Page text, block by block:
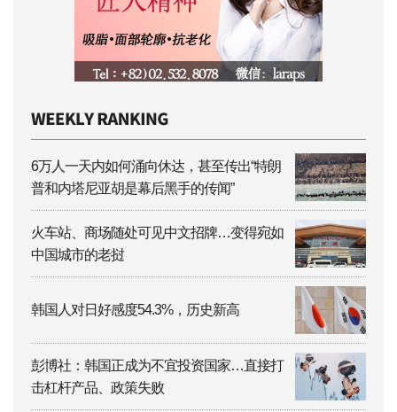
6万人一天内如何涌向休达，甚至传出“特朗
普和内塔尼亚胡是幕后黑手的传闻”
火车站、商场随处可见中文招牌…变得宛如
中国城市的老挝
韩国人对日好感度54.3%，历史新高
彭博社：韩国正成为不宜投资国家…直接打
击杠杆产品、政策失败